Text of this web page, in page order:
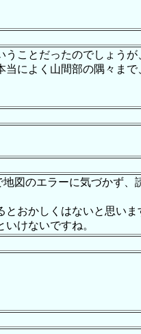
ことだったのでしょう
によく山間部の隅々ま
図のエラーに気づかず、
おかしくはないと思い
けないですね。